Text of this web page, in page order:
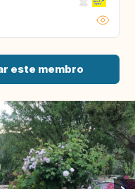
este membro